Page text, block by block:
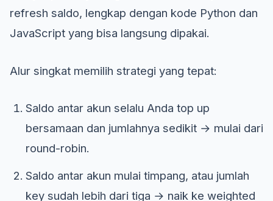
refresh saldo, lengkap dengan kode Python dan
JavaScript yang bisa langsung dipakai.
Alur singkat memilih strategi yang tepat:
Saldo antar akun selalu Anda top up
bersamaan dan jumlahnya sedikit → mulai dari
round-robin.
Saldo antar akun mulai timpang, atau jumlah
key sudah lebih dari tiga → naik ke weighted